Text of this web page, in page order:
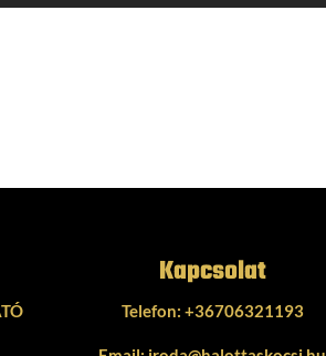
Kapcsolat
Telefon: +36706321193